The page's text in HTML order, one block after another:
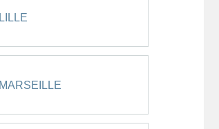
LILLE
MARSEILLE